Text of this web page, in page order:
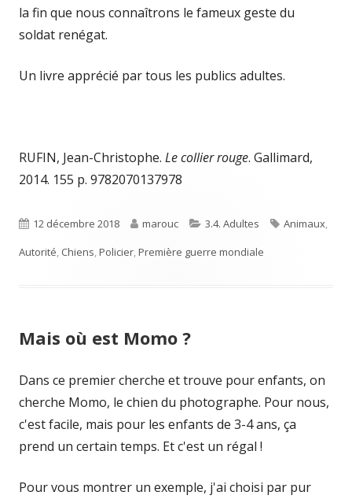
la fin que nous connaîtrons le fameux geste du
soldat renégat.
Un livre apprécié par tous les publics adultes.
RUFIN, Jean-Christophe. Le collier rouge. Gallimard,
2014. 155 p. 9782070137978
Published
on
12 décembre 2018 Author
marouc Categories
3.4. Adultes Tags
Animaux,
Autorité, Chiens,Policier,Première guerre mondiale
Mais où est Momo ?
Dans ce premier cherche et trouve pour enfants, on
cherche Momo, le chien du photographe. Pour nous,
c'est facile, mais pour les enfants de 3-4 ans, ça
prend un certain temps. Et c'est un régal !
Pour vous montrer un exemple, j'ai choisi par pur